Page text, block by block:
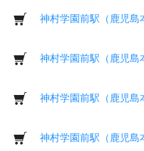
神村学園前駅（鹿児島
神村学園前駅（鹿児島
神村学園前駅（鹿児島
神村学園前駅（鹿児島